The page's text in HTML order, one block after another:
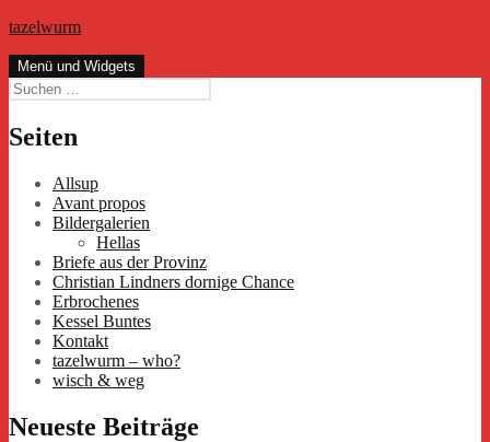
Zum
springen
tazelwurm
Menü und Widgets
Suchen
nach:
Seiten
Allsup
Avant propos
Bildergalerien
Hellas
Briefe aus der Provinz
Christian Lindners dornige Chance
Erbrochenes
Kessel Buntes
Kontakt
tazelwurm – who?
wisch & weg
Neueste Beiträge